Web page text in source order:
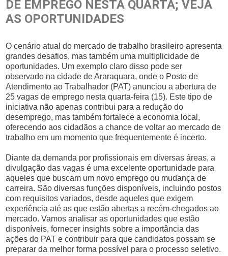
DE EMPREGO NESTA QUARTA; VEJA
AS OPORTUNIDADES
O cenário atual do mercado de trabalho brasileiro apresenta
grandes desafios, mas também uma multiplicidade de
oportunidades. Um exemplo claro disso pode ser
observado na cidade de Araraquara, onde o Posto de
Atendimento ao Trabalhador (PAT) anunciou a abertura de
25 vagas de emprego nesta quarta-feira (15). Este tipo de
iniciativa não apenas contribui para a redução do
desemprego, mas também fortalece a economia local,
oferecendo aos cidadãos a chance de voltar ao mercado de
trabalho em um momento que frequentemente é incerto.
Diante da demanda por profissionais em diversas áreas, a
divulgação das vagas é uma excelente oportunidade para
aqueles que buscam um novo emprego ou mudança de
carreira. São diversas funções disponíveis, incluindo postos
com requisitos variados, desde aqueles que exigem
experiência até as que estão abertas a recém-chegados ao
mercado. Vamos analisar as oportunidades que estão
disponíveis, fornecer insights sobre a importância das
ações do PAT e contribuir para que candidatos possam se
preparar da melhor forma possível para o processo seletivo.